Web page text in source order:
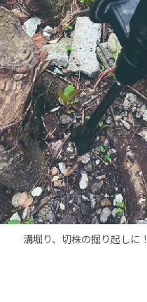
溝堀り、切株の掘り起しに！